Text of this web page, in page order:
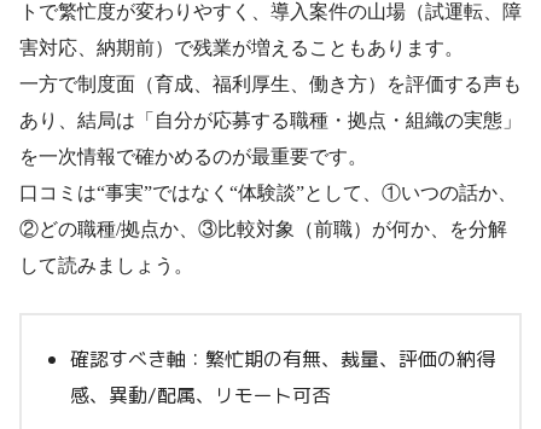
トで繁忙度が変わりやすく、導入案件の山場（試運転、障
害対応、納期前）で残業が増えることもあります。
一方で制度面（育成、福利厚生、働き方）を評価する声も
あり、結局は「自分が応募する職種・拠点・組織の実態」
を一次情報で確かめるのが最重要です。
口コミは“事実”ではなく“体験談”として、①いつの話か、
②どの職種/拠点か、③比較対象（前職）が何か、を分解
して読みましょう。
確認すべき軸：繁忙期の有無、裁量、評価の納得
感、異動/配属、リモート可否